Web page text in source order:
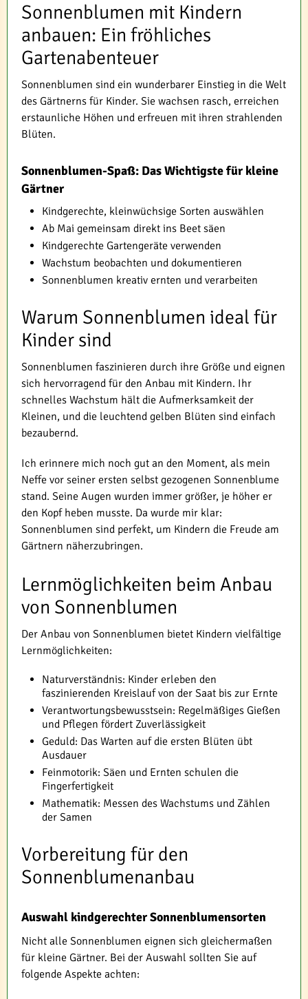
Sonnenblumen mit Kindern
anbauen: Ein fröhliches
Gartenabenteuer
Sonnenblumen sind ein wunderbarer Einstieg in die Welt
des Gärtnerns für Kinder. Sie wachsen rasch, erreichen
erstaunliche Höhen und erfreuen mit ihren strahlenden
Blüten.
Sonnenblumen-Spaß: Das Wichtigste für kleine
Gärtner
Kindgerechte, kleinwüchsige Sorten auswählen
Ab Mai gemeinsam direkt ins Beet säen
Kindgerechte Gartengeräte verwenden
Wachstum beobachten und dokumentieren
Sonnenblumen kreativ ernten und verarbeiten
Warum Sonnenblumen ideal für
Kinder sind
Sonnenblumen faszinieren durch ihre Größe und eignen
sich hervorragend für den Anbau mit Kindern. Ihr
schnelles Wachstum hält die Aufmerksamkeit der
Kleinen, und die leuchtend gelben Blüten sind einfach
bezaubernd.
Ich erinnere mich noch gut an den Moment, als mein
Neffe vor seiner ersten selbst gezogenen Sonnenblume
stand. Seine Augen wurden immer größer, je höher er
den Kopf heben musste. Da wurde mir klar:
Sonnenblumen sind perfekt, um Kindern die Freude am
Gärtnern näherzubringen.
Lernmöglichkeiten beim Anbau
von Sonnenblumen
Der Anbau von Sonnenblumen bietet Kindern vielfältige
Lernmöglichkeiten:
Naturverständnis: Kinder erleben den
faszinierenden Kreislauf von der Saat bis zur Ernte
Verantwortungsbewusstsein: Regelmäßiges Gießen
und Pflegen fördert Zuverlässigkeit
Geduld: Das Warten auf die ersten Blüten übt
Ausdauer
Feinmotorik: Säen und Ernten schulen die
Fingerfertigkeit
Mathematik: Messen des Wachstums und Zählen
der Samen
Vorbereitung für den
Sonnenblumenanbau
Auswahl kindgerechter Sonnenblumensorten
Nicht alle Sonnenblumen eignen sich gleichermaßen
für kleine Gärtner. Bei der Auswahl sollten Sie auf
folgende Aspekte achten: